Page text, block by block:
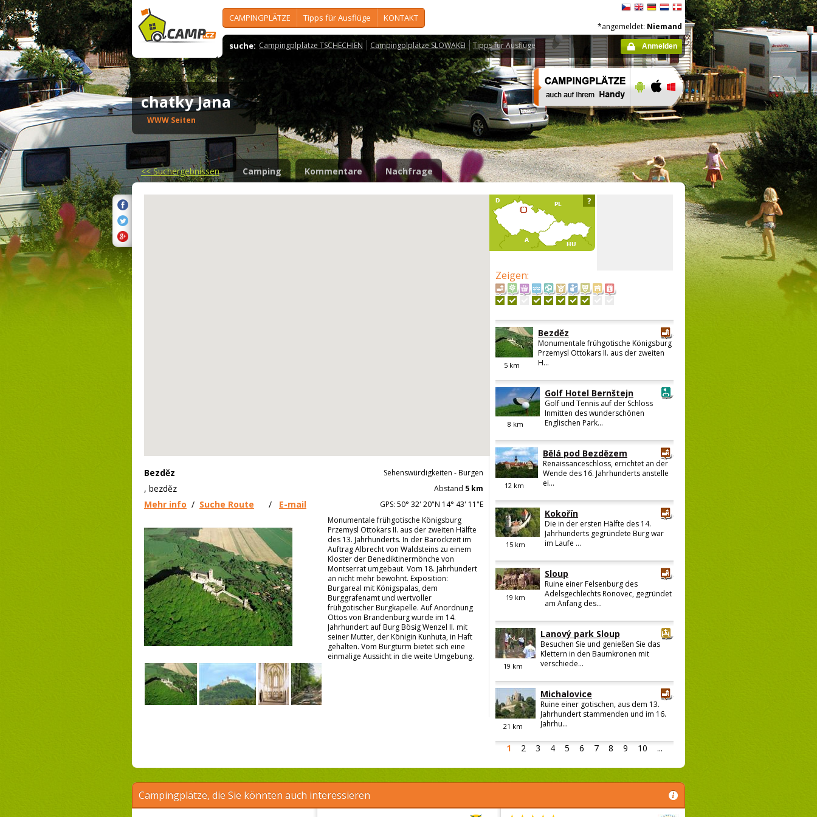
CAMPINGPLÄTZE Tipps für Ausflüge KONTAKT
suche: Campingplplätze TSCHECHIEN Campingplplätze SLOWAKEI Tipps für Ausflüge
*angemeldet: Niemand
Anmelden
chatky Jana
WWW Seiten
<<Suchergebnissen Camping Kommentare Nachfrage
?
Bezděz
, bezděz
Mehr info / Suche Route / E-mail
Sehenswürdigkeiten - Burgen
Abstand 5 km
GPS: 50° 32' 20"N 14° 43' 11"E
Monumentale frühgotische Königsburg
Przemysl Ottokars II. aus der zweiten Hälfte
des 13. Jahrhunderts. In der Barockzeit im
Auftrag Albrecht von Waldsteins zu einem
Kloster der Benediktinermönche von
Montserrat umgebaut. Vom 18. Jahrhundert
an nicht mehr bewohnt. Exposition:
Burgareal mit Königspalas, dem
Burggrafenamt und wertvoller
frühgotischer Burgkapelle. Auf Anordnung
Ottos von Brandenburg wurde im 14.
Jahrhundert auf Burg Bösig Wenzel II. mit
seiner Mutter, der Königin Kunhuta, in Haft
gehalten. Vom Burgturm bietet sich eine
einmalige Aussicht in die weite Umgebung.
Zeigen:
1 2 3 4 5 6 7 8 9 10 ...
5 km
Bezděz
Monumentale frühgotische Königsburg
Przemysl Ottokars II. aus der zweiten
H...
8 km
Golf Hotel Bernštejn
Golf und Tennis auf der Schloss
Inmitten des wunderschönen
Englischen Park...
12 km
Bělá pod Bezdězem
Renaissanceschloss, errichtet an der
Wende des 16. Jahrhunderts anstelle
ei...
15km
Kokořín
Die in der ersten Hälfte des 14.
Jahrhunderts gegründete Burg war
im Laufe ...
19 km
Sloup
Ruine einer Felsenburg des
Adelsgechlechts Ronovec, gegründet
am Anfang des...
19 km
Lanový park Sloup
Besuchen Sie und genießen Sie das
Klettern in den Baumkronen mit
verschiede...
21 km
Michalovice
Ruine einer gotischen, aus dem 13.
Jahrhundert stammenden und im 16.
Jahrhu...
Campingplätze, die Sie könnten auch interessieren